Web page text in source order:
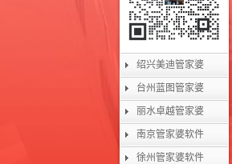
绍兴美迪管家婆
台州蓝图管家婆
丽水卓越管家婆
南京管家婆软件
徐州管家婆软件